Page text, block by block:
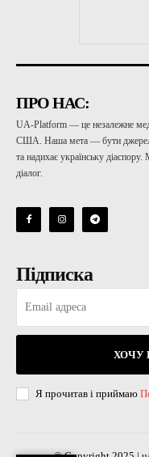
ПРО НАС:
UA-Platform — це незалежне
США. Наша мета — бути
та надихає українську
діалог.
Підписка
ХОЧУ
Я прочитав і приймаю